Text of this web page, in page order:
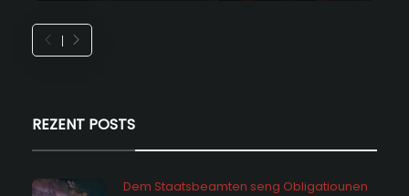
REZENT POSTS
Dem Staatsbeamten seng Obligatiounen